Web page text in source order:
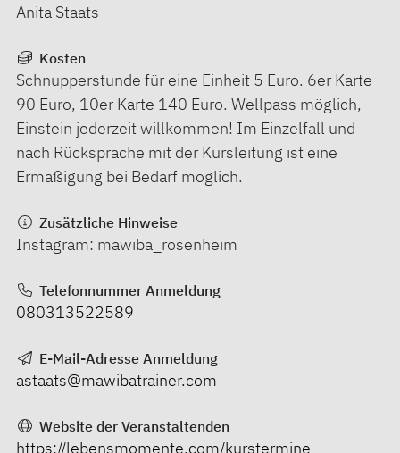
Anita Staats
Kosten
Schnupperstunde für eine Einheit 5 Euro. 6er Karte
90 Euro, 10er Karte 140 Euro. Wellpass möglich,
Einstein jederzeit willkommen! Im Einzelfall und
nach Rücksprache mit der Kursleitung ist eine
Ermäßigung bei Bedarf möglich.
Zusätzliche Hinweise
Instagram: mawiba_rosenheim
Telefonnummer Anmeldung
080313522589
E-Mail-Adresse Anmeldung
astaats@mawibatrainer.com
Website der Veranstaltenden
https://lebensmomente.com/kurstermine